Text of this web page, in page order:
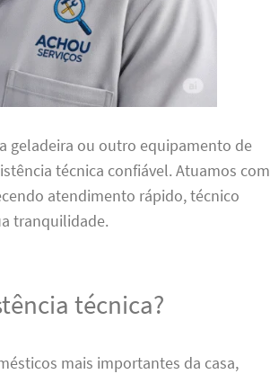
geladeira ou outro equipamento de
técnica confiável. Atuamos com
atendimento rápido, técnico
tranquilidade.
técnica?
mais importantes da casa,